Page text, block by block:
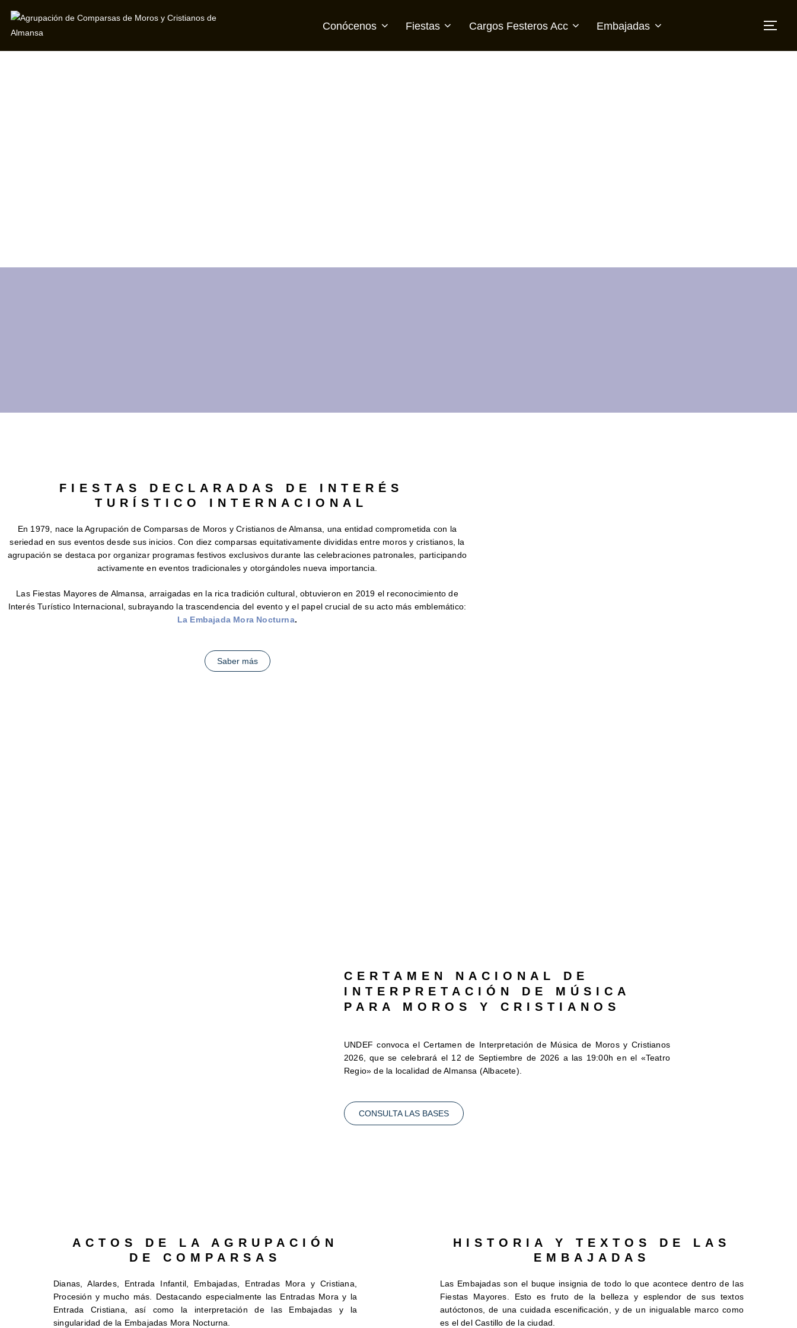
Conócenos Fiestas Cargos Festeros Acc Embajadas
FIESTAS DECLARADAS DE INTERÉS
TURÍSTICO INTERNACIONAL
En 1979, nace la Agrupación de Comparsas de Moros y Cristianos de Almansa, una entidad comprometida con la
seriedad en sus eventos desde sus inicios. Con diez comparsas equitativamente divididas entre moros y cristianos, la
agrupación se destaca por organizar programas festivos exclusivos durante las celebraciones patronales, participando
activamente en eventos tradicionales y otorgándoles nueva importancia.
Las Fiestas Mayores de Almansa, arraigadas en la rica tradición cultural, obtuvieron en 2019 el reconocimiento de
Interés Turístico Internacional, subrayando la trascendencia del evento y el papel crucial de su acto más emblemático:
La Embajada Mora Nocturna.
Saber más
CERTAMEN NACIONAL DE
INTERPRETACIÓN DE MÚSICA
PARA MOROS Y CRISTIANOS
UNDEF convoca el Certamen de Interpretación de Música de Moros y Cristianos
2026, que se celebrará el 12 de Septiembre de 2026 a las 19:00h en el «Teatro
Regio» de la localidad de Almansa (Albacete).
CONSULTA LAS BASES
ACTOS DE LA AGRUPACIÓN
DE COMPARSAS
Dianas, Alardes, Entrada Infantil, Embajadas, Entradas Mora y Cristiana,
Procesión y mucho más. Destacando especialmente las Entradas Mora y la
Entrada Cristiana, así como la interpretación de las Embajadas y la
singularidad de la Embajadas Mora Nocturna.
HISTORIA Y TEXTOS DE LAS
EMBAJADAS
Las Embajadas son el buque insignia de todo lo que acontece dentro de las
Fiestas Mayores. Esto es fruto de la belleza y esplendor de sus textos
autóctonos, de una cuidada escenificación, y de un inigualable marco como
es el del Castillo de la ciudad.